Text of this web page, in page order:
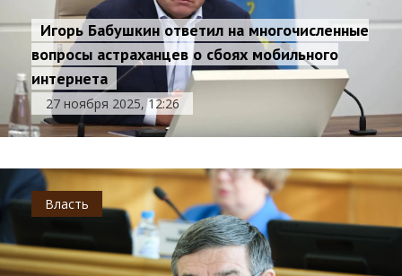
Игорь Бабушкин ответил на многочисленные
вопросы астраханцев о сбоях мобильного
интернета
27 ноября 2025, 12:26
Власть